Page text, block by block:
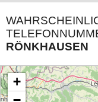
RÖNKHAUSEN